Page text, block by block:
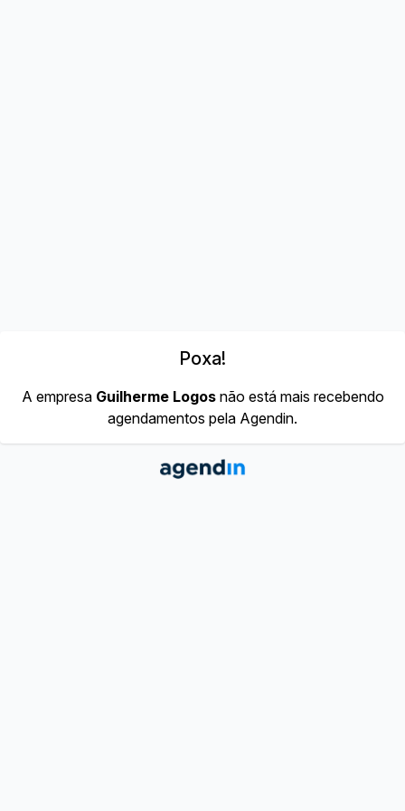
Poxa!
A empresa Guilherme Logosnão está mais recebendo
agendamentos pela Agendin.